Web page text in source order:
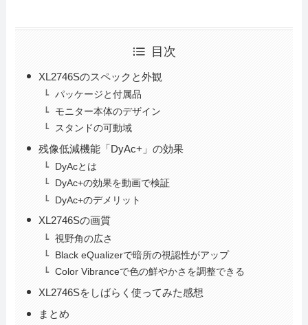
目次
XL2746Sのスペックと外観
パッケージと付属品
モニター本体のデザイン
スタンドの可動域
残像低減機能「DyAc+」の効果
DyAcとは
DyAc+の効果を動画で検証
DyAc+のデメリット
XL2746Sの画質
視野角の広さ
Black eQualizerで暗所の視認性がアップ
Color Vibranceで色の鮮やかさを調整できる
XL2746Sをしばらく使ってみた感想
まとめ